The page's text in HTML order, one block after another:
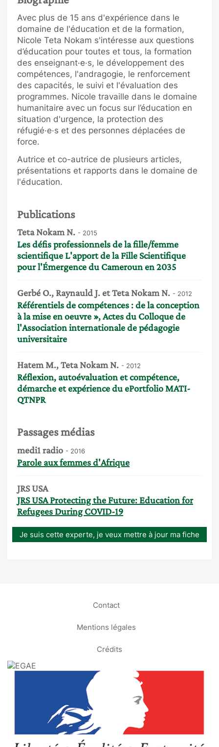
Avec plus de 15 ans d'expérience dans le
domaine de l'éducation et de la formation,
Nicole Teta Nokam s'intéresse aux questions
d’éducation pour toutes et tous, la formation
des enseignant·e·s, le développement des
compétences, l'andragogie, le renforcement
des capacités, le suivi et l'évaluation des
programmes. Nicole travaille dans le domaine
humanitaire avec un focus sur l’éducation en
situation d'urgence, la protection des
réfugié·e·s et des personnes déplacées de
force.
Autrice et co-autrice de plusieurs articles,
présentations et rapports dans le domaine de
l'éducation.
Publications
Teta Nokam N. - 2015
Les défis professionnels de la fille/femme
scientifique L'apport de la Fille Scientifique
pour l'Émergence du Cameroun en 2035
Gerbé O., Raynauld J. et Teta Nokam N. - 2012
Référentiels de compétences : de la conception
à la mise en oeuvre », Actes du Colloque de
l'Association internationale de pédagogie
universitaire
Hatem M., Teta Nokam N. - 2012
Réflexion, autoévaluation et compétence,
démarche et expérience du ePortfolio MATI-
QTNPR
Passages médias
medi1 radio - 2016
Parole aux femmes d'Afrique
JRS USA
JRS USA Protecting the Future: Education for
Refugees During COVID-19
Je suis cette experte, je veux mettre à jour ma fiche
Contact
Mentions légales
Crédits